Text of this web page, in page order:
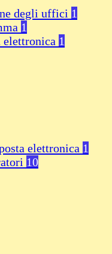
degli uffici 1
1
elettronica 1
elettronica 1
10